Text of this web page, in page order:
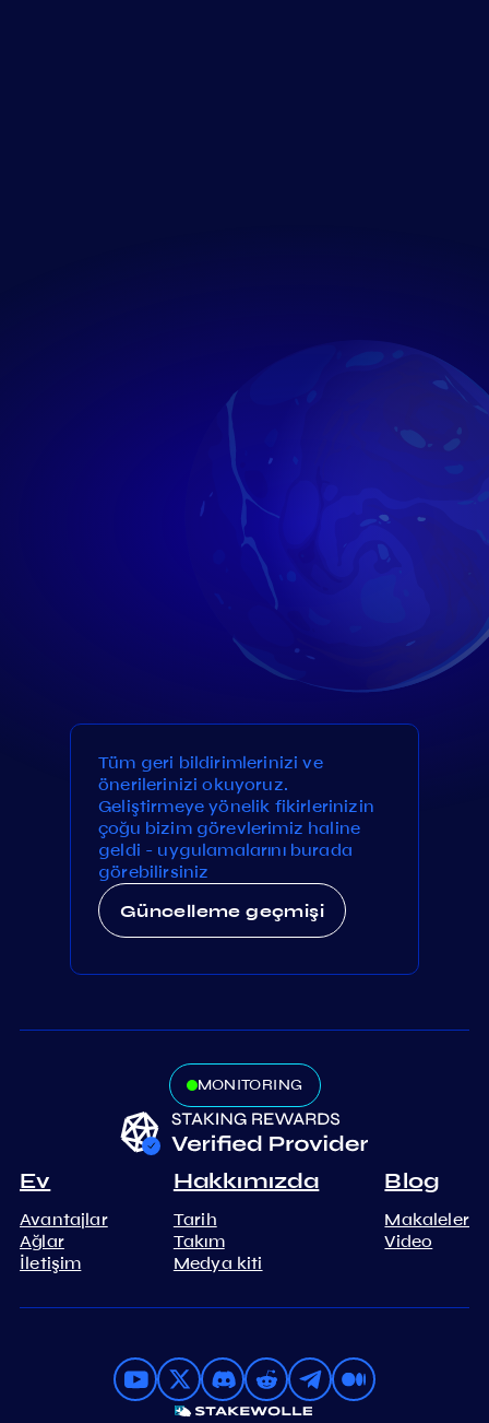
Tüm geri bildirimlerinizi ve
önerilerinizi okuyoruz.
Geliştirmeye yönelik fikirlerinizin
çoğu bizim görevlerimiz haline
geldi - uygulamalarını burada
görebilirsiniz
Güncelleme geçmişi
MONITORING
Ev
Avantajlar
Ağlar
İletişim
Hakkımızda
Tarih
Takım
Medya kiti
Blog
Makaleler
Video